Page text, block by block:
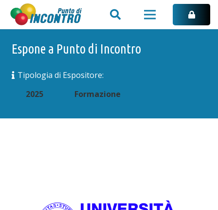
Espone a Punto di Incontro
Tipologia di Espositore:
2025
Formazione